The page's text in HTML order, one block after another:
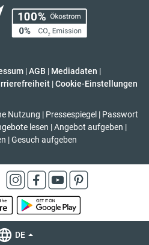
|AGB | Mediadaten |
| Cookie-Einstellungen
Nutzung | Pressespiegel | Passwort
lesen | Angebot aufgeben |
| Gesuch aufgeben
DE